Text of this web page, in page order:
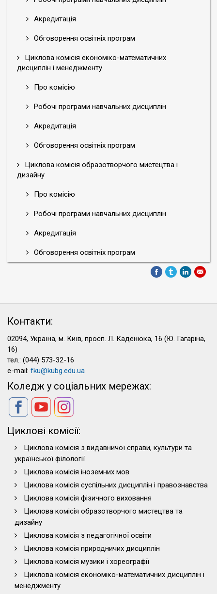
Акредитація
Обговорення освітніх програм
Циклова комісія економіко-математичних
дисциплін і менеджменту
Про комісію
Робочі програми навчальних дисциплін
Акредитація
Обговорення освітніх програм
Циклова комісія образотворчого мистецтва і
дизайну
Про комісію
Робочі програми навчальних дисциплін
Акредитація
Обговорення освітніх програм
Контакти:
02094, Україна, м. Київ, просп. Л. Каденюка, 16 (Ю. Гагаріна,
16)
тел.: (044) 573-32-16
e-mail: fku@kubg.edu.ua
Коледж у соціальних мережах:
Циклові комісії:
Циклова комісія з видавничої справи, культури та
української філології
Циклова комісія іноземних мов
Циклова комісія суспільних дисциплін і правознавства
Циклова комісія фізичного виховання
Циклова комісія образотворчого мистецтва та
дизайну
Циклова комісія з педагогічної освіти
Циклова комісія природничих дисциплін
Циклова комісія музики і хореографії
Циклова комісія економіко-математичних дисциплін і
менеджменту